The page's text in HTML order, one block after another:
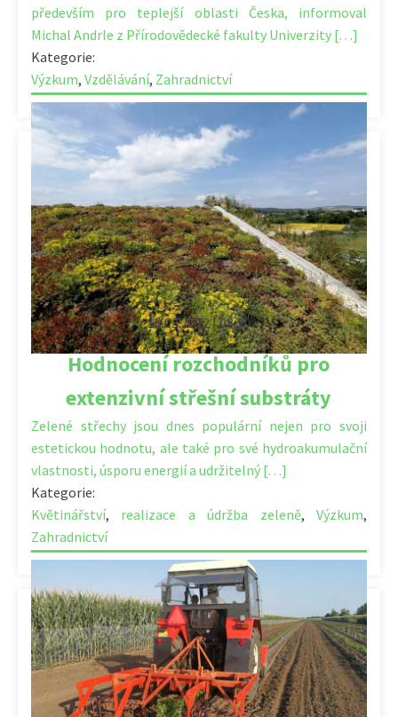
především pro teplejší oblasti Česka, informoval
Michal Andrle z Přírodovědecké fakulty Univerzity […]
Kategorie:
Výzkum, Vzdělávání, Zahradnictví
18.03.2022 | 08:30
Hodnocení rozchodníků pro
extenzivní střešní substráty
Zelené střechy jsou dnes populární nejen pro svoji
estetickou hodnotu, ale také pro své hydroakumulační
vlastnosti, úsporu energií a udržitelný […]
Kategorie:
Květinářství, realizace a údržba zeleně, Výzkum,
Zahradnictví